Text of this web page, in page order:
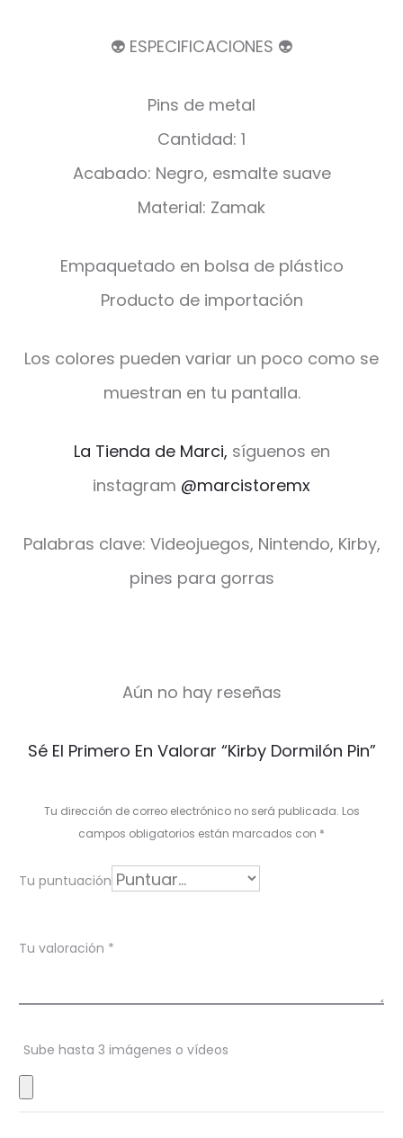
👽 ESPECIFICACIONES 👽
Pins de metal
Cantidad: 1
Acabado: Negro, esmalte suave
Material: Zamak
Empaquetado en bolsa de plástico
Producto de importación
Los colores pueden variar un poco como se
muestran en tu pantalla.
La Tienda de Marci, síguenos en
instagram @marcistoremx
Palabras clave: Videojuegos, Nintendo, Kirby,
pines para gorras
V
a
r
i
o
e
s
Aún no hay reseñas
Sé El Primero En Valorar “Kirby Dormilón Pin”
Tu dirección de correo electrónico no será publicada. Los
campos obligatorios están marcados con *
Tu puntuación
Tu valoración *
Sube hasta 3 imágenes o vídeos